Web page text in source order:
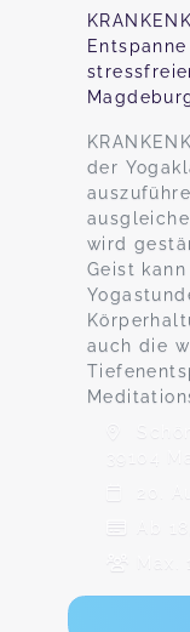
der
wird
Geist
auch die
39104
20.
Ab
Max.